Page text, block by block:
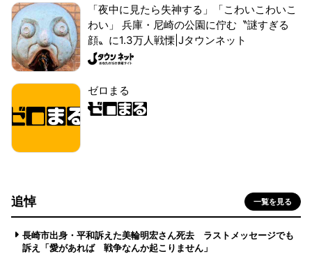
「夜中に見たら失神する」「こわいこわいこ
わい」 兵庫・尼崎の公園に佇む〝謎すぎる
顔〟に1.3万人戦慄|Jタウンネット
ゼロまる
追悼 一覧を見る
長崎市出身・平和訴えた美輪明宏さん死去 ラストメッセージでも
訴え「愛があれば 戦争なんか起こりません」